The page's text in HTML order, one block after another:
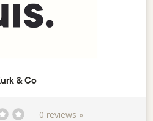
& Co
0 reviews »